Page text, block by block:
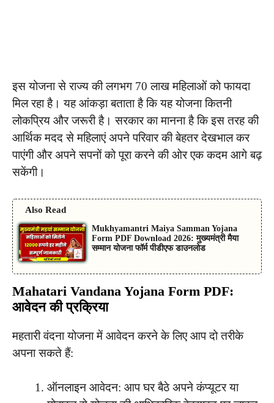
इस योजना से राज्य की लगभग 70 लाख महिलाओं को फायदा
मिल रहा है। यह आंकड़ा बताता है कि यह योजना कितनी
लोकप्रिय और जरूरी है। सरकार का मानना है कि इस तरह की
आर्थिक मदद से महिलाएं अपने परिवार की बेहतर देखभाल कर
पाएंगी और अपने सपनों को पूरा करने की ओर एक कदम आगे बढ़
सकेंगी।
Also Read
Mukhyamantri Maiya Samman Yojana
Form PDF Download 2026: मुख्यमंत्री मैया
सम्मान योजना फॉर्म पीडीएफ डाउनलोड
Mahatari Vandana Yojana Form PDF:
आवेदन की प्रक्रिया
महतारी वंदना योजना में आवेदन करने के लिए आप दो तरीके
अपना सकते हैं:
ऑनलाइन आवेदन: आप घर बैठे अपने कंप्यूटर या